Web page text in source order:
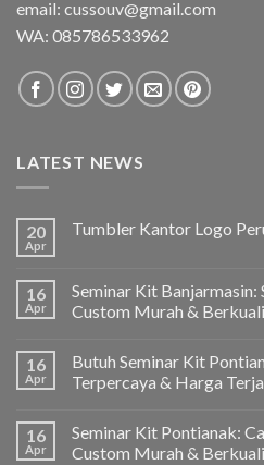
email: cussouv@gmail.com
WA: 085786533962
LATEST NEWS
20
Apr
Tumbler Kantor Logo
16
Apr
Seminar Kit Banjarmasin:
Custom Murah &
16
Apr
Butuh Seminar Kit
Terpercaya & Harga
16
Apr
Seminar Kit Pontianak:
Custom Murah &